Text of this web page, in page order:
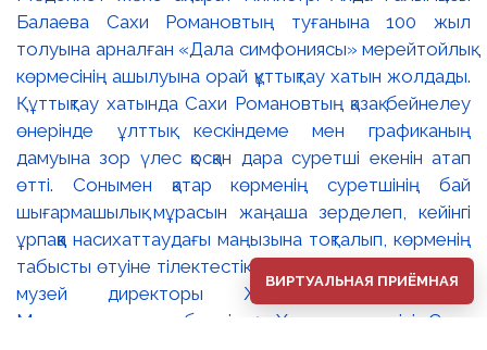
ВИРТУАЛЬНАЯ ПРИЁМНАЯ